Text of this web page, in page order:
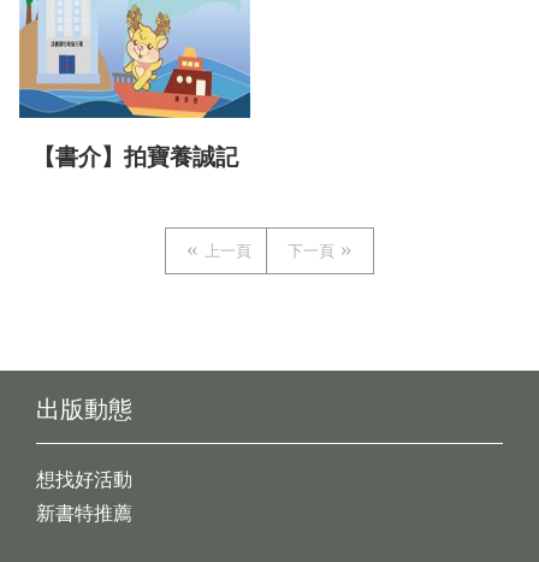
【書介】拍寶養誠記
上一頁 下一頁
出版動態
想找好活動
新書特推薦